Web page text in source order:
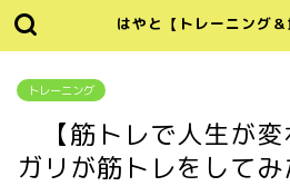
はやと【トレーニング＆
トレーニング
【筋トレで人生が変
ガリが筋トレをしてみ